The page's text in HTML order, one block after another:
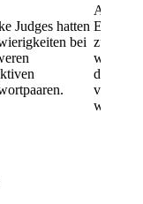
Judges hatten
bei zum
werden,
die
wurde.